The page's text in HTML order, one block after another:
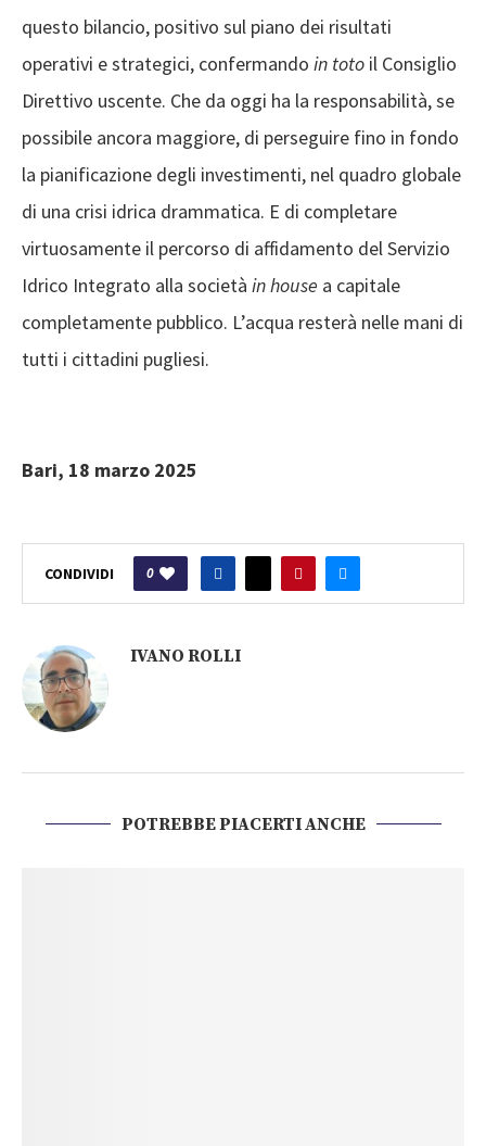
questo bilancio, positivo sul piano dei risultati
operativi e strategici, confermando in toto il Consiglio
Direttivo uscente. Che da oggi ha la responsabilità, se
possibile ancora maggiore, di perseguire fino in fondo
la pianificazione degli investimenti, nel quadro globale
di una crisi idrica drammatica. E di completare
virtuosamente il percorso di affidamento del Servizio
Idrico Integrato alla società in house a capitale
completamente pubblico. L’acqua resterà nelle mani di
tutti i cittadini pugliesi.
Bari, 18 marzo 2025
CONDIVIDI 0
IVANO ROLLI
POTREBBE PIACERTI ANCHE